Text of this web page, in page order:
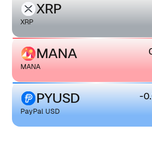
XRP
XRP
MANA
MANA
PYUSD
PayPal USD
-